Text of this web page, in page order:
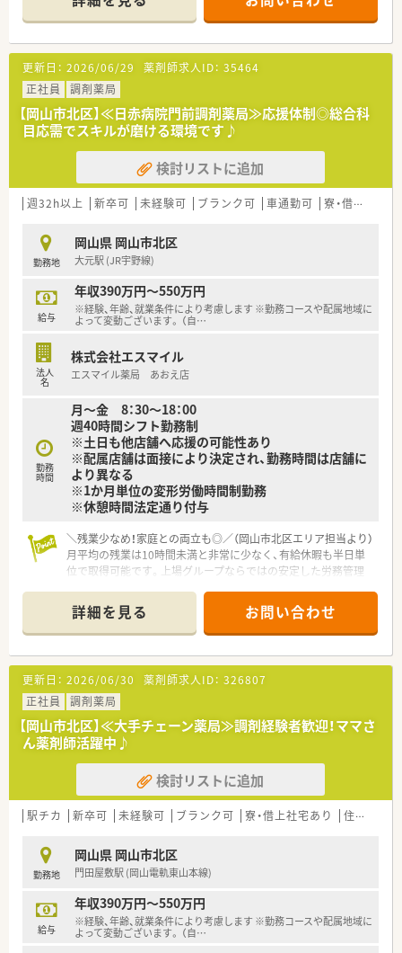
■お互いにサポートし合える手厚い人員配置が魅力です。
【募集背景と求める人物像について】
■今回は体制強化のための増員募集となり、共に学び成長してい
ける意欲のある方を募集します。
■薬剤師としての専門性を生涯にわたって高めていきたいとい
う、学習意欲の高い方を歓迎します。
■収入だけでなく、ご自身の知見を深めることに価値を見出し、
主体的に学べる方を求めています。
【想定されるキャリアイメージ】
■独自の教育プログラムを通じて、認定薬剤師や専門薬剤師な
ど、高度な専門性を習得できます。
営を担う管理薬剤師を目指せます。
■法人の手厚い支援のもと、学会での研究発表や、大学院の博士
課程に進学する道も選択可能です。
【こんな方にオススメ】
■現在のスキルに満足することなく、より専門性の高い薬剤師を
■体系的な教育制度のもとで、着実に知識と技術を身につけてい
きたいと考えている方におすすめです。
■薬剤師は生涯学習が必要な職業だと考え、自己投資を惜しまな
更新日： 2026/06/29 薬剤師求人ID： 35464
正社員
調剤薬局
【岡山市北区】≪日赤病院門前調剤薬局≫応援体制◎総合科
目応需でスキルが磨ける環境です♪
検討リストに追加
週32h以上 新卒可 未経験可 ブランク可 車通勤可 寮・借上社宅あり
勤務地
岡山県 岡山市北区
大元駅 (JR宇野線)
給与
年収390万円～550万円
※経験、年齢、就業条件により考慮します ※勤務コースや配属地域に
よって変動ございます。 （自…
法人
名
株式会社エスマイル
エスマイル薬局 あおえ店
勤務
時間
月～金 8：30～18：00
週40時間シフト勤務制
※土日も他店舗へ応援の可能性あり
※配属店舗は面接により決定され、勤務時間は店舗に
より異なる
※1か月単位の変形労働時間制勤務
※休憩時間法定通り付与
＼残業少なめ！家庭との両立も◎／（岡山市北区エリア担当より）
月平均の残業は10時間未満と非常に少なく、有給休暇も半日単
位で取得可能です。上場グループならではの安定した労務管理
＊------------------------------------------＊
【店舗情報と応需状況について】
■大元駅より車で7分ほどの場所に位置しており、日赤病院前に
面した視認性の高い大規模な店舗です。
■門前の岡山赤十字病院より内科から精神科、歯科まで極めて幅
広い総合科目を1日約100枚応需します。
■常時3名から4名の薬剤師体制を維持しており、スタッフ同士
で助け合いながら円滑に業務を行っています。
【募集背景と求める人物像について】
■広島エリアから応援に来ている人材の帰還支援と、体制強化を
見据えた増員による欠員補充の募集です。
■自身の目指すキャリア像を明確に持ち、患者様一人ひとりに寄
り添った服薬指導ができる方を募集します。
ンを大切にし、誠実に業務に取り組める方。
【法人特徴について】
■東証プライム上場のスズケングループの一員として、中国地方
に116店舗を展開する安定した法人です。
■医療、介護、流通を網羅するグループの総合力を活かし、地域
詳細を見る お問い合わせ
更新日： 2026/06/30 薬剤師求人ID： 326807
正社員
調剤薬局
【岡山市北区】≪大手チェーン薬局≫調剤経験者歓迎！ママさ
ん薬剤師活躍中♪
検討リストに追加
駅チカ 新卒可 未経験可 ブランク可 寮・借上社宅あり 住宅補助(手当)あり
勤務地
岡山県 岡山市北区
門田屋敷駅 (岡山電軌東山本線)
給与
年収390万円～550万円
※経験、年齢、就業条件により考慮します ※勤務コースや配属地域に
よって変動ございます。 （自…